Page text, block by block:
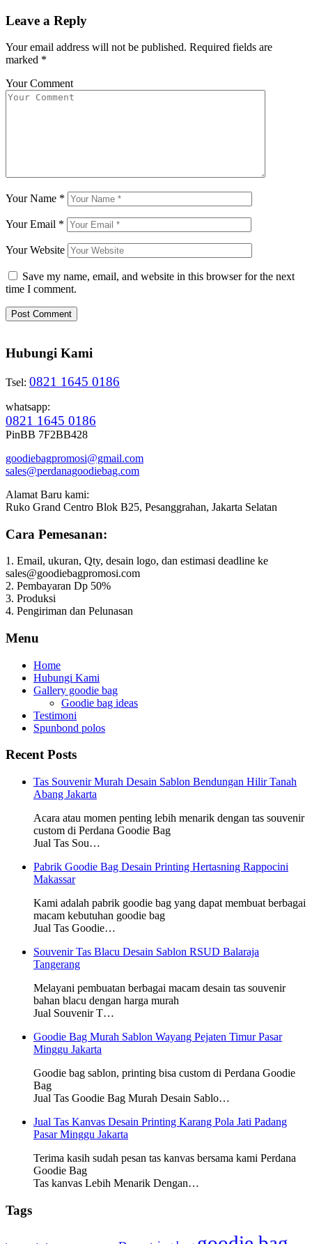
Leave a Reply
Your email address will not be published. Required fields are
marked *
Your Comment
Your Name *
Your Email *
Your Website
Save my name, email, and website in this browser for the next
time I comment.
Hubungi Kami
Tsel: 0821 1645 0186
whatsapp:
0821 1645 0186
PinBB 7F2BB428
goodiebagpromosi@gmail.com
sales@perdanagoodiebag.com
Alamat Baru kami:
Ruko Grand Centro Blok B25, Pesanggrahan, Jakarta Selatan
Cara Pemesanan:
1. Email, ukuran, Qty, desain logo, dan estimasi deadline ke
sales@goodiebagpromosi.com
2. Pembayaran Dp 50%
3. Produksi
4. Pengiriman dan Pelunasan
Menu
Home
Hubungi Kami
Gallery goodie bag
Goodie bag ideas
Testimoni
Spunbond polos
Recent Posts
Tas Souvenir Murah Desain Sablon Bendungan Hilir Tanah
Abang Jakarta
Acara atau momen penting lebih menarik dengan tas souvenir
custom di Perdana Goodie Bag
Jual Tas Sou…
Pabrik Goodie Bag Desain Printing Hertasning Rappocini
Makassar
Kami adalah pabrik goodie bag yang dapat membuat berbagai
macam kebutuhan goodie bag
Jual Tas Goodie…
Souvenir Tas Blacu Desain Sablon RSUD Balaraja
Tangerang
Melayani pembuatan berbagai macam desain tas souvenir
bahan blacu dengan harga murah
Jual Souvenir T…
Goodie Bag Murah Sablon Wayang Pejaten Timur Pasar
Minggu Jakarta
Goodie bag sablon, printing bisa custom di Perdana Goodie
Bag
Jual Tas Goodie Bag Murah Desain Sablo…
Jual Tas Kanvas Desain Printing Karang Pola Jati Padang
Pasar Minggu Jakarta
Terima kasih sudah pesan tas kanvas bersama kami Perdana
Goodie Bag
Tas kanvas Lebih Menarik Dengan…
Tags